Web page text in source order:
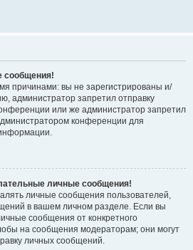
сообщения!
причинами: вы не зарегистрированы и/
администратор запретил отправку
или же администратор запретил
конференции для
личные сообщения!
личные сообщения пользователей,
в вашем личном разделе. Если вы
сообщения от конкретного
на сообщения модераторам; они могут
личных сообщений.